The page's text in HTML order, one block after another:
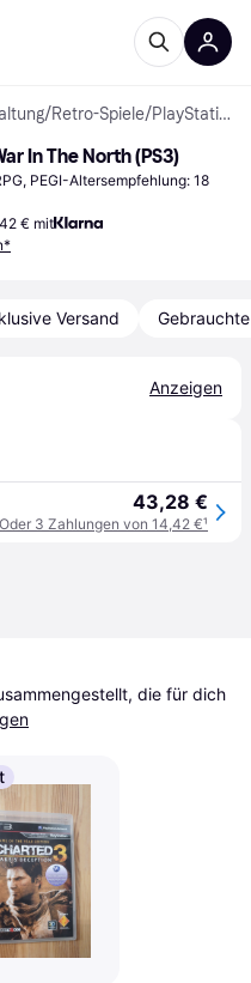
/Retro-Spiele/ PlayStation 3-Spiel
In The North (PS3)
PEGI-Altersempfehlung: 18
€ mit
Versand
Anzeigen
43,28 €
Oder 3 Zahlungen von 14,42 €¹
die für dich